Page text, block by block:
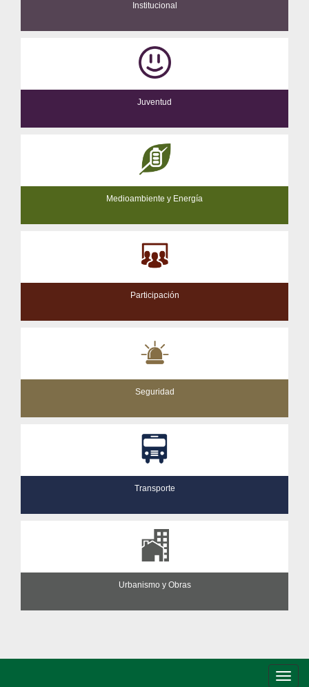
Institucional
Juventud
Medioambiente y Energía
Participación
Seguridad
Transporte
Urbanismo y Obras